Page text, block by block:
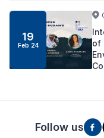
19
Feb 24
of
Follow us